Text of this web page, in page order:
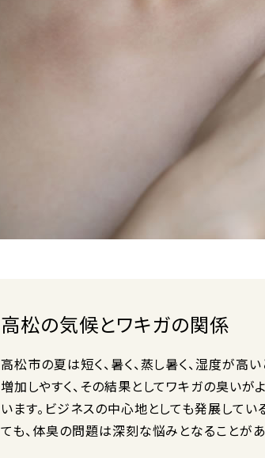
高松の気候とワキガの関係
高松市の夏は短く、暑く、蒸し暑く、湿度が高
増加しやすく、その結果としてワキガの臭いが
います。ビジネスの中心地としても発展して
ても、体臭の問題は深刻な悩みとなることがあ